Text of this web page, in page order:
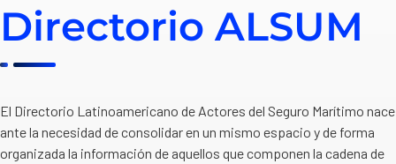
Directorio ALSUM
El Directorio Latinoamericano de Actores del Seguro Marítimo nace
ante la necesidad de consolidar en un mismo espacio y de forma
organizada la información de aquellos que componen la cadena de